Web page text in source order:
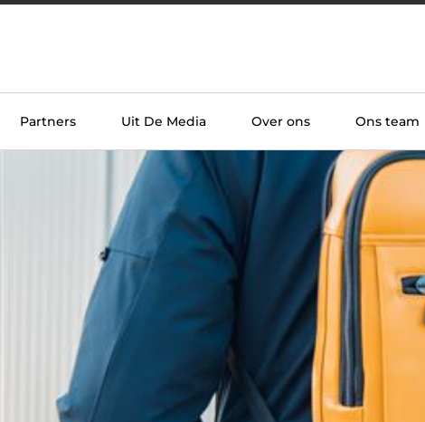
Partners Uit De Media Over ons Ons team